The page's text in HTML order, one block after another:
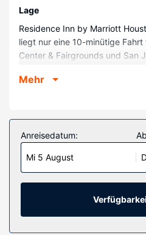
Lage
Residence Inn by Marriott
liegt nur eine 10-minütige
Center & Fairgrounds und San
Johnson Space Center und
Fühl dich in einem der 104
über große Kühlschränke/
verfügen, wie zu Hause. Dein
Bettwaren und alle Zimmer
ausgestattet. Es gibt einen
per Kabel und WLAN; 40-Zoll
Digitalempfang sorgen für
Mehr
Anreisedatum:
Mi 5 August